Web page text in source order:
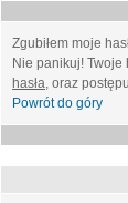
Zgubiłem moje
Nie panikuj!
hasła, oraz
Powrót do góry